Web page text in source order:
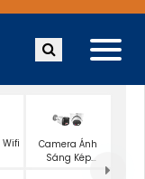
Camera Ánh
Sáng Kép